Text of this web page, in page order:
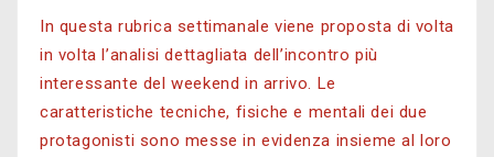
In questa rubrica settimanale viene proposta di volta
in volta l’analisi dettagliata dell’incontro più
interessante del weekend in arrivo. Le
caratteristiche tecniche, fisiche e mentali dei due
protagonisti sono messe in evidenza insieme al loro